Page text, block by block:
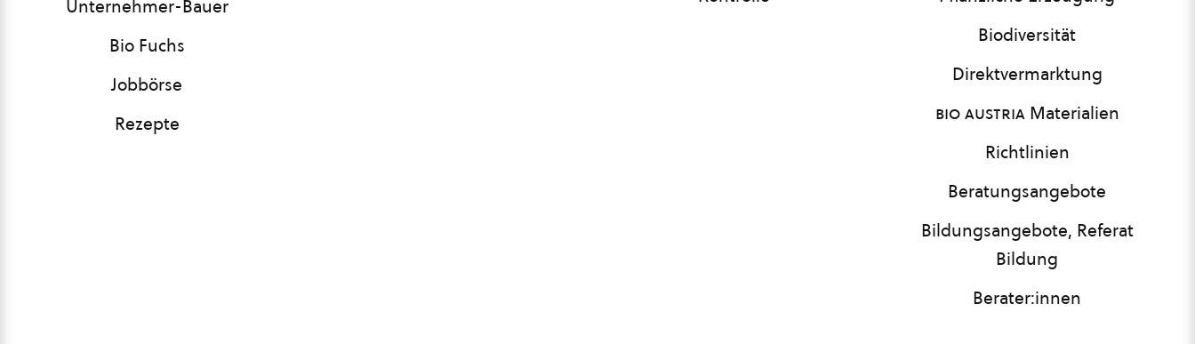
Unternehmer-Bauer
Bio Fuchs
Jobbörse
Rezepte
Biodiversität
Direktvermarktung
bio austriaMaterialien
Richtlinien
Beratungsangebote
Bildungsangebote, Referat
Bildung
Berater:innen